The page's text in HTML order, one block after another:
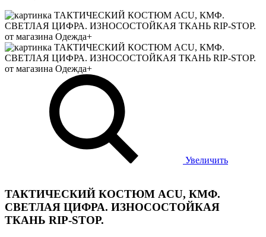
Увеличить
ТАКТИЧЕСКИЙ КОСТЮМ ACU, КМФ.
СВЕТЛАЯ ЦИФРА. ИЗНОСОСТОЙКАЯ
ТКАНЬ RIP-STOP.